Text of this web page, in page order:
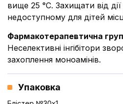
вище 25 °С. Захищати від дії
недоступному для дітей
Фармакотерапевтична
Неселективні інгібітори
захоплення моноамінів.
Упаковка